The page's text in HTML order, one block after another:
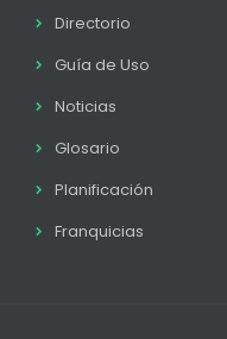
Directorio
Guía de Uso
Noticias
Glosario
Planificación
Franquicias